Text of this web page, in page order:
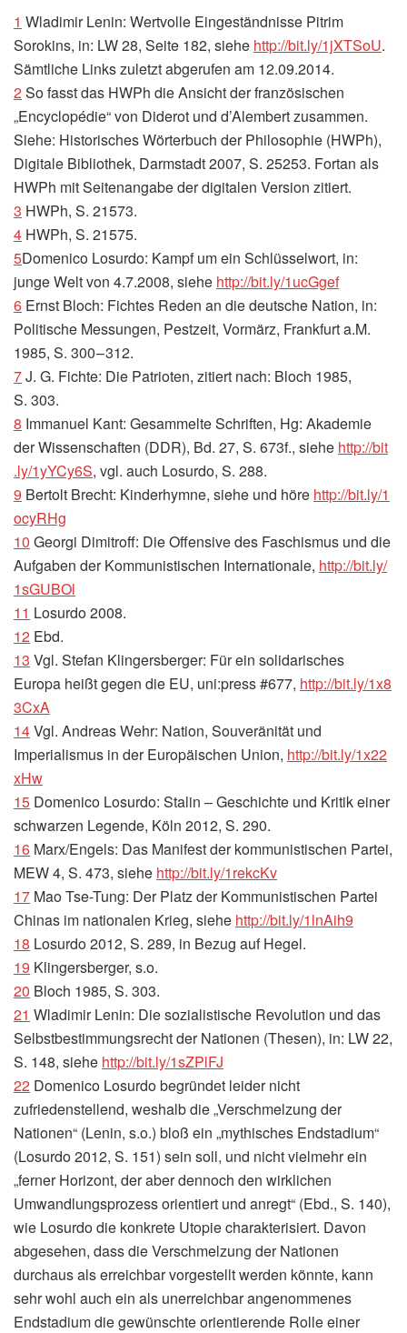
1 Wladimir Lenin: Wertvolle Eingeständnisse Pitrim
Sorokins, in: LW 28, Seite 182, siehe http://​bit​.ly/​1​j​X​T​SoU.
Sämtliche Links zuletzt abgerufen am 12.09.2014.
2So fasst das HWPh die Ansicht der französischen
„Encyclopédie“ von Diderot und d’Alembert zusammen.
Siehe: Historisches Wörterbuch der Philosophie (HWPh),
Digitale Bibliothek, Darmstadt 2007, S. 25253. Fortan als
HWPh mit Seitenangabe der digitalen Version zitiert.
3 HWPh, S. 21573.
4 HWPh, S. 21575.
5Domenico Losurdo: Kampf um ein Schlüsselwort, in:
junge Welt von 4.7.2008, siehe http://​bit​.ly/​1​u​c​G​gef
6 Ernst Bloch: Fichtes Reden an die deutsche Nation, in:
Politische Messungen, Pestzeit, Vormärz, Frankfurt a.M.
1985, S. 300 – 312.
7J. G. Fichte: Die Patrioten, zitiert nach: Bloch 1985,
S. 303.
8 Immanuel Kant: Gesammelte Schriften, Hg: Akademie
der Wissenschaften (DDR), Bd. 27, S. 673f., siehe http://​bit​
.ly/​1​y​Y​C​y6S, vgl. auch Losurdo, S. 288.
9 Bertolt Brecht: Kinderhymne, siehe und höre http://​bit​.ly/​1​
o​c​y​RHg
10 Georgi Dimitroff: Die Offensive des Faschismus und die
Aufgaben der Kommunistischen Internationale, http://​bit​.ly/​
1​s​G​U​BOl
11 Losurdo 2008.
12 Ebd.
13 Vgl. Stefan Klingersberger: Für ein solidarisches
Europa heißt gegen die EU, uni:press #677, http://​bit​.ly/​1​x​8​
3​CxA
14Vgl. Andreas Wehr: Nation, Souveränität und
Imperialismus in der Europäischen Union, http://​bit​.ly/​1​x​2​2​
xHw
15 Domenico Losurdo: Stalin – Geschichte und Kritik einer
schwarzen Legende, Köln 2012, S. 290.
16 Marx/Engels: Das Manifest der kommunistischen Partei,
MEW 4, S. 473, siehe http://​bit​.ly/​1​r​e​k​cKv
17 Mao Tse-Tung: Der Platz der Kommunistischen Partei
Chinas im nationalen Krieg, siehe http://​bit​.ly/​1​l​n​A​ih9
18 Losurdo 2012, S. 289, in Bezug auf Hegel.
19 Klingersberger, s.o.
20 Bloch 1985, S. 303.
21 Wladimir Lenin: Die sozialistische Revolution und das
Selbstbestimmungsrecht der Nationen (Thesen), in: LW 22,
S. 148, siehe http://​bit​.ly/​1​s​Z​P​lFJ
22 Domenico Losurdo begründet leider nicht
zufriedenstellend, weshalb die „Verschmelzung der
Nationen“ (Lenin, s.o.) bloß ein „mythisches Endstadium“
(Losurdo 2012, S. 151) sein soll, und nicht vielmehr ein
„ferner Horizont, der aber dennoch den wirklichen
Umwandlungsprozess orientiert und anregt“ (Ebd., S. 140),
wie Losurdo die konkrete Utopie charakterisiert. Davon
abgesehen, dass die Verschmelzung der Nationen
durchaus als erreichbar vorgestellt werden könnte, kann
sehr wohl auch ein als unerreichbar angenommenes
Endstadium die gewünschte orientierende Rolle einer